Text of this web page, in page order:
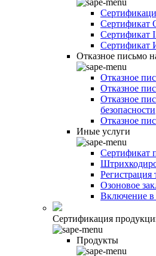
Сертификат
Сертификат
Сертификат
Отказное письмо
Отказное
Отказное
Отказное
безопасности
Отказное
Иные услуги
Сертификат
Регистрация
Озоновое
Включение в
Сертификация
Продукты